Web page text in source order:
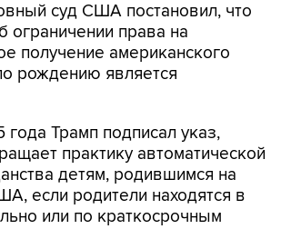
суд США постановил, что
ограничении права на
получение американского
рождению является
Трамп подписал указ,
практику автоматической
детям, родившимся на
если родители находятся в
или по краткосрочным